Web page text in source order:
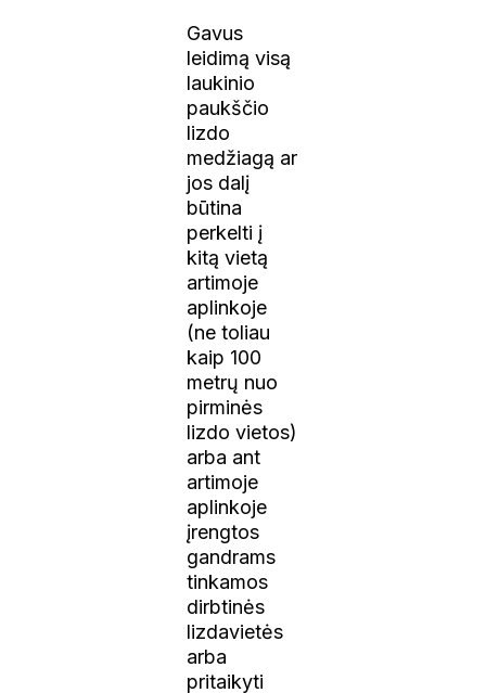
Gavus
leidimą visą
laukinio
paukščio
lizdo
medžiagą ar
jos dalį
būtina
perkelti į
kitą vietą
artimoje
aplinkoje
(ne toliau
kaip 100
metrų nuo
pirminės
lizdo vietos)
arba ant
artimoje
aplinkoje
įrengtos
gandrams
tinkamos
dirbtinės
lizdavietės
arba
pritaikyti